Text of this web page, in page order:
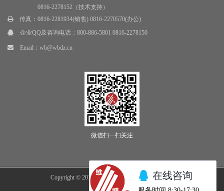
0816-2278152（技术支持）
传真：0816-2281934(销售) 0816-2270570(办公)
企业QQ及咨询电话： 800-886-5801 0816-2278150
Email： wb@wbdz.cn
微信扫一扫关注
Copyright © 2018 绵阳市维博电子有限责任公司